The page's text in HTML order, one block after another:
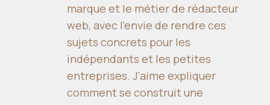
marque et le métier de rédacteur
web, avec l'envie de rendre ces
sujets concrets pour les
indépendants et les petites
entreprises. J'aime expliquer
comment se construit une